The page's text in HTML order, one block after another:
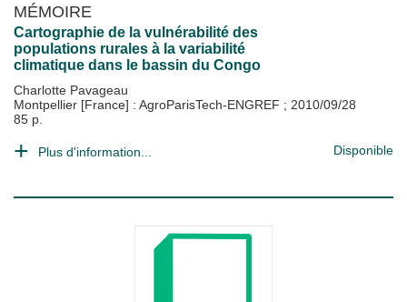
MÉMOIRE
Cartographie de la vulnérabilité des
populations rurales à la variabilité
climatique dans le bassin du Congo
Charlotte Pavageau
Montpellier [France] : AgroParisTech-ENGREF ; 2010/09/28
85 p.
Plus d'information... Disponible